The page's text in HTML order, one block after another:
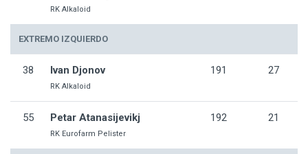
RK Alkaloid
EXTREMO IZQUIERDO
38 Ivan Djonov
RK Alkaloid
191 27
55 Petar Atanasijevikj
RK Eurofarm Pelister
192 21